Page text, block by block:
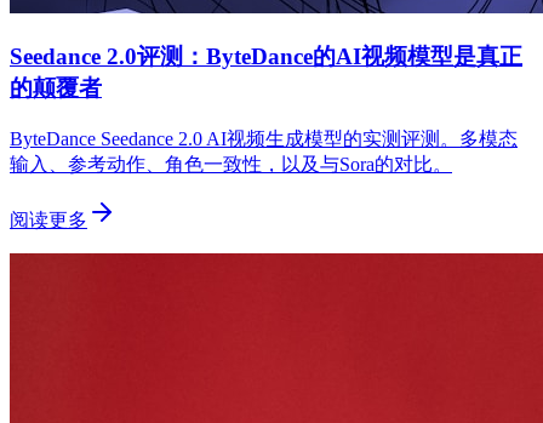
Seedance 2.0评测：ByteDance的AI视频模型是真正
的颠覆者
ByteDance Seedance 2.0 AI视频生成模型的实测评测。多模态
输入、参考动作、角色一致性，以及与Sora的对比。
阅读更多